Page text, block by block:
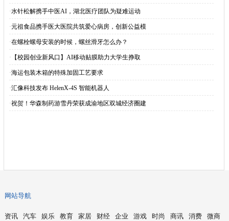
·水针松解携手中医AI，湖北医疗团队为疑难运动
·元祖食品携手医大医院共筑爱心病房，创新公益模
·在螺栓螺母安装的时候，螺丝滑牙怎么办？
· 【校园创业新风口】AI移动贴膜助力大学生挣取
·海运包装木箱的特殊加固工艺要求
·汇像科技发布 HelenX-4S 智能机器人
·祝贺！华森制药游雪丹荣获成渝地区双城经济圈建
网站导航
资讯 汽车 娱乐 教育 家居 财经 企业 游戏 时尚 商讯 消费 微商